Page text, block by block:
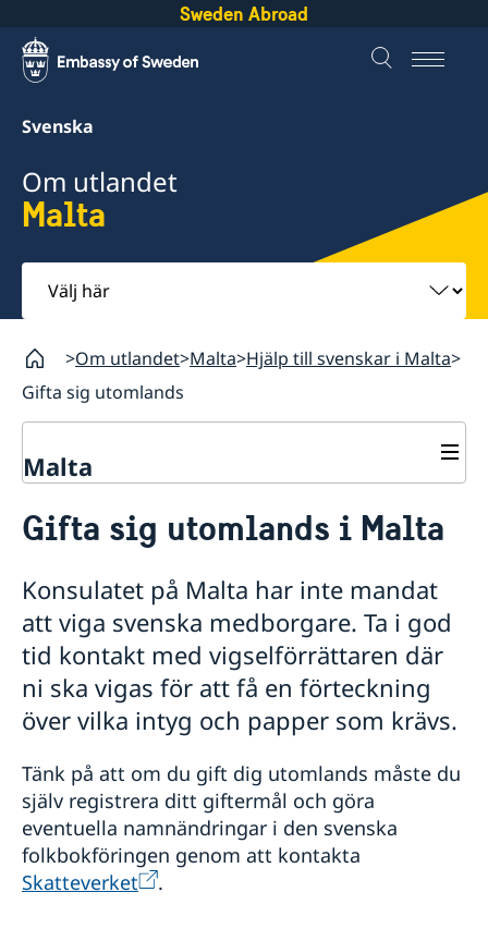
Sweden Abroad
Svenska
Om utlandet
Malta
Välj
här
Om utlandet Malta Hjälp till svenskar i Malta
Gifta sig utomlands
Malta
Service för svenska företag
Ambassadens reseinformation
Aktuella händelser
Allmänna säkerhetsläget
Terrorism
In- och utresebestämmelser
Naturförhållanden och katastrofer
Lokala lagar och sedvänjor
Kriminalitet och personlig säkerhet
Trafiksäkerhet
Inför resan
Resa med snus
Hjälp till svenskar i Malta
Rösta i Malta
Pass utomlands
Samordningsnummer
Nationellt id-kort
Provisoriskt pass
Ansökan om pass för barn under 18 år
Förnyelse av pass för barn under 18 år
Förnyelse av pass för vuxna
Gifta sig utomlands
Registrera nyfött barn
Gifta sig utomlands i Malta
Konsulatet på Malta har inte mandat
att viga svenska medborgare. Ta i god
tid kontakt med vigselförrättaren där
ni ska vigas för att få en förteckning
över vilka intyg och papper som krävs.
Tänk på att om du gift dig utomlands måste du
själv registrera ditt giftermål och göra
eventuella namnändringar i den svenska
folkbokföringen genom att kontakta
Skatteverket
.